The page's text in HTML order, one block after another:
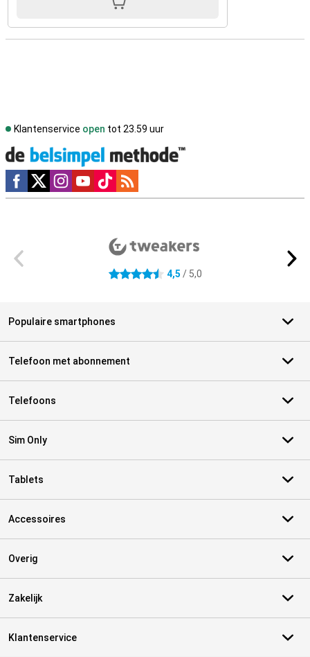
Klantenservice open tot 23.59 uur
Social media
4.5 sterren 4,5 / 5,0
Populaire smartphones
Telefoon met abonnement
Telefoons
Sim Only
Tablets
Accessoires
Overig
Zakelijk
Klantenservice